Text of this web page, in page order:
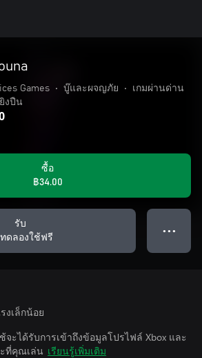
Games • บู๊และผจญภัย •
เกมผ่านด่าน
งปืน
ซื้อ
฿34.00
รับ
ดลองใช้ฟรี
● ● ●
งเล็กน้อย
จะได้รับการเข้าถึงข้อมูลโปรไฟล์ Xbox และ
ที่คุณเล่น เรียนรู้เพิ่มเติม